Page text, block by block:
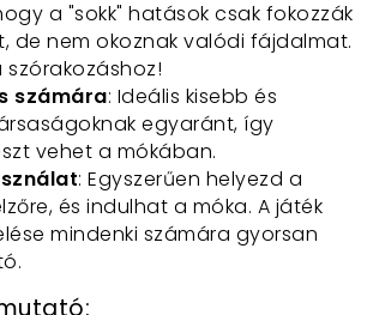
a "sokk" hatások csak fokozzák
de nem okoznak valódi fájdalmat.
szórakozáshoz!
számára: Ideális kisebb és
egyaránt, így
vehet a mókában.
: Egyszerűen helyezd a
és indulhat a móka. A játék
mindenki számára gyorsan